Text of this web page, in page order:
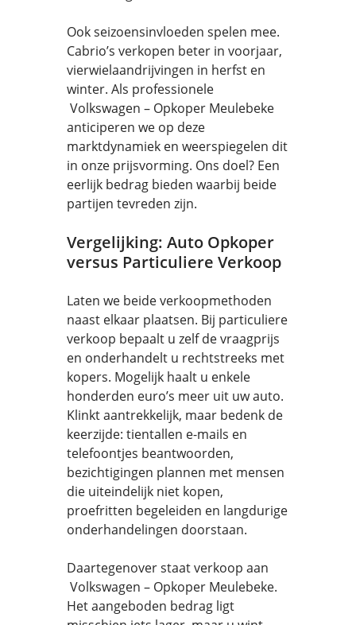
Ook seizoensinvloeden spelen mee.
Cabrio’s verkopen beter in voorjaar,
vierwielaandrijvingen in herfst en
winter. Als professionele
Volkswagen – Opkoper Meulebeke
anticiperen we op deze
marktdynamiek en weerspiegelen dit
in onze prijsvorming. Ons doel? Een
eerlijk bedrag bieden waarbij beide
partijen tevreden zijn.
Vergelijking: Auto Opkoper
versus Particuliere Verkoop
Laten we beide verkoopmethoden
naast elkaar plaatsen. Bij particuliere
verkoop bepaalt u zelf de vraagprijs
en onderhandelt u rechtstreeks met
kopers. Mogelijk haalt u enkele
honderden euro’s meer uit uw auto.
Klinkt aantrekkelijk, maar bedenk de
keerzijde: tientallen e-mails en
telefoontjes beantwoorden,
bezichtigingen plannen met mensen
die uiteindelijk niet kopen,
proefritten begeleiden en langdurige
onderhandelingen doorstaan.
Daartegenover staat verkoop aan
Volkswagen – Opkoper Meulebeke.
Het aangeboden bedrag ligt